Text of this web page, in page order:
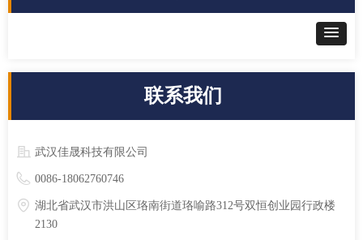
联系我们
武汉佳晟科技有限公司
0086-18062760746
湖北省武汉市洪山区珞南街道珞喻路312号双恒创业园行政楼
2130